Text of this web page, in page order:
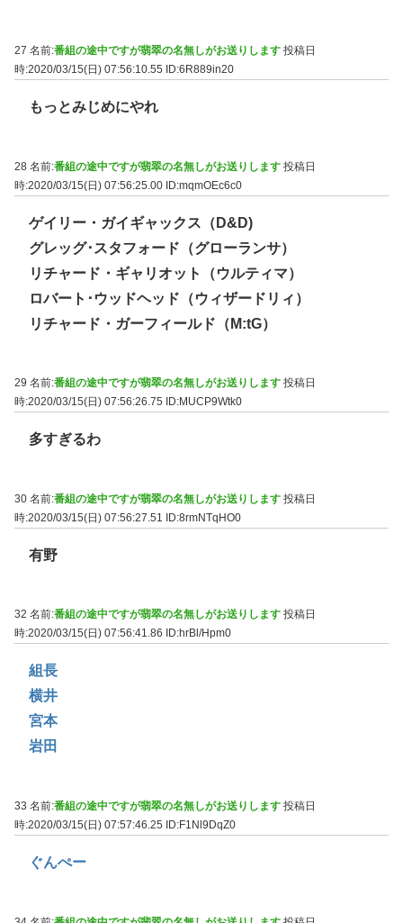
27 名前:番組の途中ですが翡翠の名無しがお送りします 投稿日
時:2020/03/15(日) 07:56:10.55
ID:6R889in20
もっとみじめにやれ
28 名前:番組の途中ですが翡翠の名無しがお送りします 投稿日
時:2020/03/15(日) 07:56:25.00 ID:mqmOEc6c0
ゲイリー・ガイギャックス（D&D)
グレッグ･スタフォード（グローランサ）
リチャード・ギャリオット（ウルティマ）
ロバート･ウッドヘッド（ウィザードリィ）
リチャード・ガーフィールド（M:tG）
29 名前:番組の途中ですが翡翠の名無しがお送りします 投稿日
時:2020/03/15(日) 07:56:26.75
ID:MUCP9Wtk0
多すぎるわ
30 名前:番組の途中ですが翡翠の名無しがお送りします 投稿日
時:2020/03/15(日) 07:56:27.51 ID:8rmNTqHO0
有野
32 名前:番組の途中ですが翡翠の名無しがお送りします 投稿日
時:2020/03/15(日) 07:56:41.86
ID:hrBl/Hpm0
組長
横井
宮本
岩田
33 名前:番組の途中ですが翡翠の名無しがお送りします 投稿日
時:2020/03/15(日) 07:57:46.25
ID:F1Nl9DqZ0
ぐんぺー